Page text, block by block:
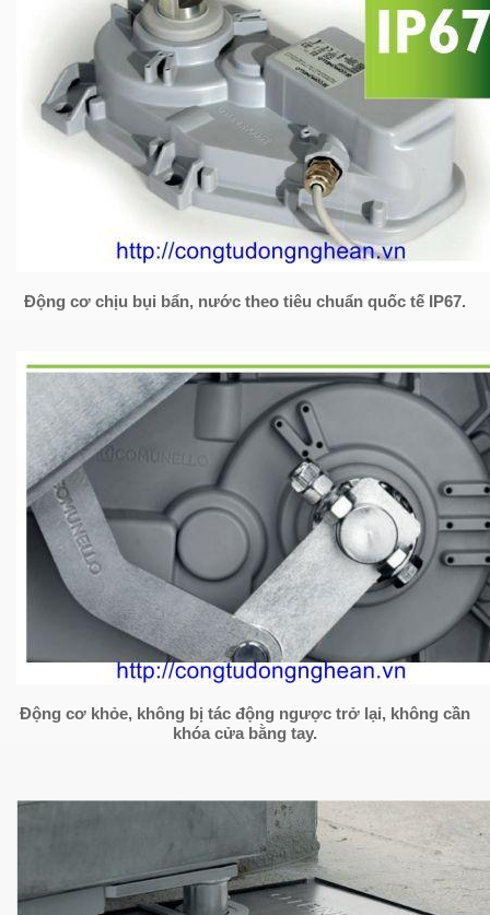
Động cơ chịu bụi bẩn, nước theo tiêu chuẩn quốc tế IP67.
Động cơ khỏe, không bị tác động ngược trở lại, không cần
khóa cửa bằng tay.